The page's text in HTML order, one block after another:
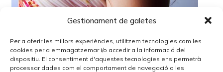
Gestionament de galetes
Per a oferir les millors experiències, utilitzem tecnologies com les
cookies per a emmagatzemar i/o accedir a la informació del
dispositiu. El consentiment d'aquestes tecnologies ens permetrà
processar dades com el comportament de navegació o les